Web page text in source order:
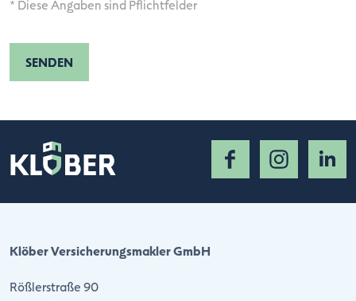
* Diese Angaben sind Pflichtfelder
SENDEN
Klöber Versicherungsmakler GmbH
Rößlerstraße 90